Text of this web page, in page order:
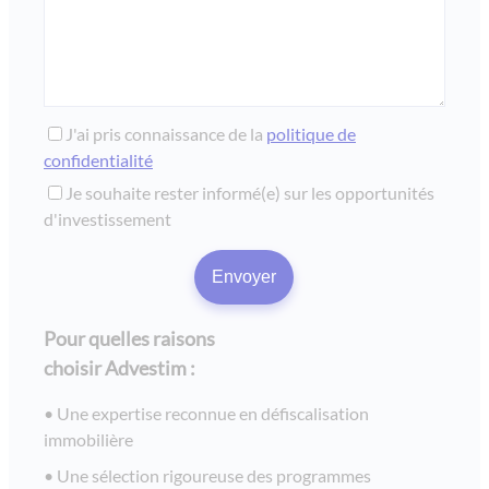
pineto - belambra - défiscalisation 2009 - lmnp
residence lyon lumiere - défiscalisation lmnp
residence les lis - ehpad domusvi - angoulême
villa azurea - mandelieu la napoule
les rives du lac - investissement lmnp bouvard à lacanau
le fil d'eau - chaponost
esprit rive gauche - lyon
rivages d’esterel - saint raphaël / var
J'ai pris connaissance de la politique de
confidentialité
Je souhaite rester informé(e) sur les opportunités
d'investissement
Pour quelles raisons
choisir Advestim :
Une expertise reconnue en défiscalisation
immobilière
Une sélection rigoureuse des programmes